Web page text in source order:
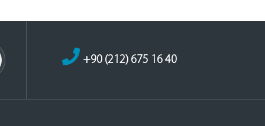
+90 (212) 675 16 40